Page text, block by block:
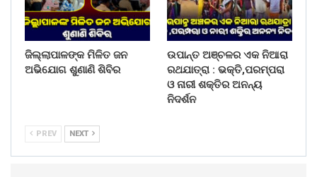
ଜିଲ୍ଲାପାଳଙ୍କ ମିଳିତ ଜନ
ଅଭିଯୋଗ ଶୁଣାଣି ଶିବିର
ଉପାନ୍ତ ଅଞ୍ଚଳର ଏକ ନିଆରା
ରଥଯାତ୍ରା : ଭକ୍ତି,ପରମ୍ପରା
ଓ ନାରୀ ଶକ୍ତିର ଅନନ୍ୟ
ନିଦର୍ଶନ
PREV NEXT